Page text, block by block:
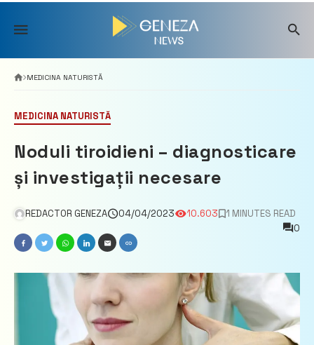
Skip
content
MEDICINA NATURISTĂ
MEDICINA NATURISTĂ
Noduli tiroidieni – diagnosticare
și investigații necesare
REDACTOR GENEZA 04/04/2023 10.603
1 MINUTES READ
0